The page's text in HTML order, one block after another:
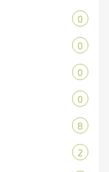
0
0
0
0
8
2